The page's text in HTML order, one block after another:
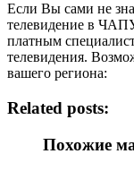
Если Вы сами не
телевидение в
платным
телевидения.
вашего региона:
Related posts:
Похожие